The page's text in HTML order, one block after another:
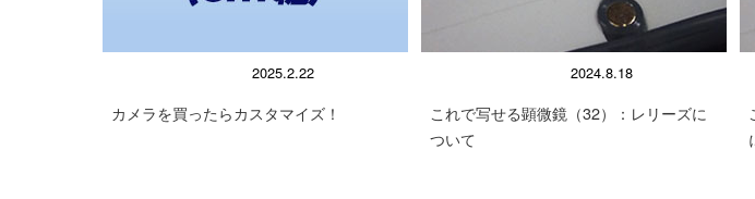
2025.2.22
カメラを買ったらカスタマイズ！
2024.8.18
これで写せる顕微鏡（32）：レリーズに
ついて